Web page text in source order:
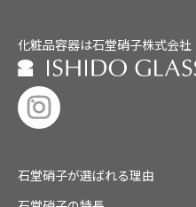
化粧品容器は石堂硝子株式会社
石堂硝子が選ばれる理由